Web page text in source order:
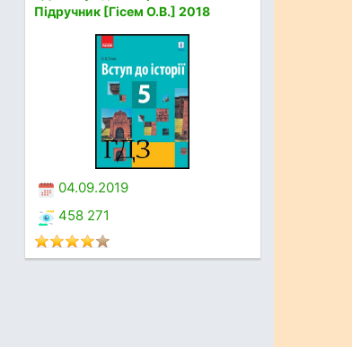
Підручник [Гісем О.В.] 2018
04.09.2019
458 271